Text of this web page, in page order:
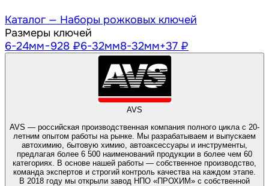
Каталог — Наборы рожковых ключей
Размеры ключей
6-24мм−928 ₽6-32мм8-32мм+37 ₽
AVS
AVS — российская производственная компания полного цикла с 20-
летним опытом работы на рынке. Мы разрабатываем и выпускаем
автохимию, бытовую химию, автоаксессуары и инструменты,
предлагая более 6 500 наименований продукции в более чем 60
категориях. В основе нашей работы — собственное производство,
команда экспертов и строгий контроль качества на каждом этапе.
В 2018 году мы открыли завод НПО «ПРОХИМ» с собственной